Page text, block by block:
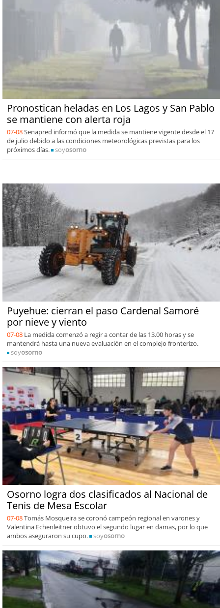
Pronostican heladas en Los Lagos y San Pablo
se mantiene con alerta roja
07-08Senapred informó que la medida se mantiene vigente desde el 17
de julio debido a las condiciones meteorológicas previstas para los
próximos días.
soyosorno
Puyehue: cierran el paso Cardenal Samoré
por nieve y viento
07-08 La medida comenzó a regir a contar de las 13.00 horas y se
mantendrá hasta una nueva evaluación en el complejo fronterizo.
soyosorno
Osorno logra dos clasificados al Nacional de
Tenis de Mesa Escolar
07-08Tomás Mosqueira se coronó campeón regional en varones y
Valentina Echenleitner obtuvo el segundo lugar en damas, por lo que
ambos aseguraron su cupo.
soyosorno